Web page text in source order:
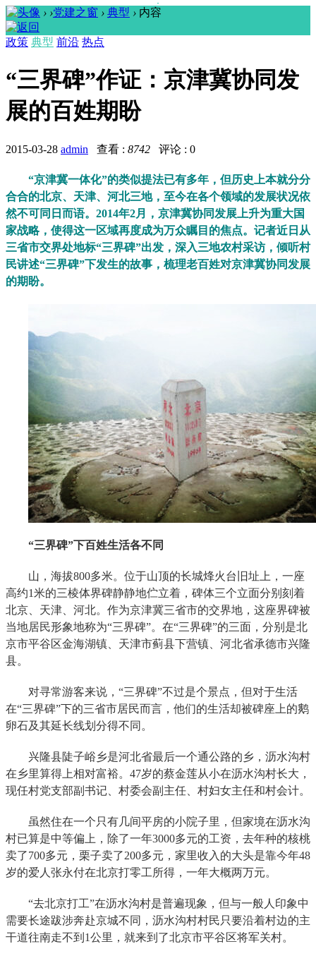
› ›党建之窗 › 典型 › 内容
政策 典型 前沿 热点
“三界碑”作证：京津冀协同发
展的百姓期盼
2015-03-28 admin 查看 : 8742 评论 : 0
“京津冀一体化”的类似提法已有多年，但历史上本就分分
合合的北京、天津、河北三地，至今在各个领域的发展状况依
然不可同日而语。2014年2月，京津冀协同发展上升为重大国
家战略，使得这一区域再度成为万众瞩目的焦点。记者近日从
三省市交界处地标“三界碑”出发，深入三地农村采访，倾听村
民讲述“三界碑”下发生的故事，梳理老百姓对京津冀协同发展
的期盼。
“三界碑”下百姓生活各不同
山，海拔800多米。位于山顶的长城烽火台旧址上，一座
高约1米的三棱体界碑静静地伫立着，碑体三个立面分别刻着
北京、天津、河北。作为京津冀三省市的交界地，这座界碑被
当地居民形象地称为“三界碑”。在“三界碑”的三面，分别是北
京市平谷区金海湖镇、天津市蓟县下营镇、河北省承德市兴隆
县。
对寻常游客来说，“三界碑”不过是个景点，但对于生活
在“三界碑”下的三省市居民而言，他们的生活却被碑座上的鹅
卵石及其延长线划分得不同。
兴隆县陡子峪乡是河北省最后一个通公路的乡，沥水沟村
在乡里算得上相对富裕。47岁的蔡金莲从小在沥水沟村长大，
现任村党支部副书记、村委会副主任、村妇女主任和村会计。
虽然住在一个只有几间平房的小院子里，但家境在沥水沟
村已算是中等偏上，除了一年3000多元的工资，去年种的核桃
卖了700多元，栗子卖了200多元，家里收入的大头是靠今年48
岁的爱人张永付在北京打零工所得，一年大概两万元。
“去北京打工”在沥水沟村是普遍现象，但与一般人印象中
需要长途跋涉奔赴京城不同，沥水沟村村民只要沿着村边的主
干道往南走不到1公里，就来到了北京市平谷区将军关村。